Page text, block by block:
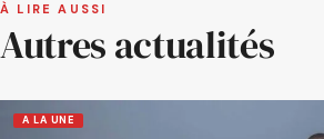
À LIRE AUSSI
Autres actualités
A LA UNE